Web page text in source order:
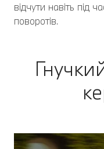
відчути навіть під
поворотів.